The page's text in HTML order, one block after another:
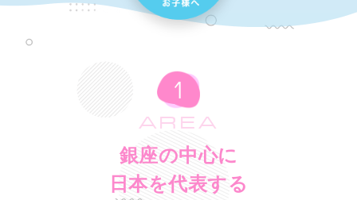
AREA
銀座の中心に
日本を代表する